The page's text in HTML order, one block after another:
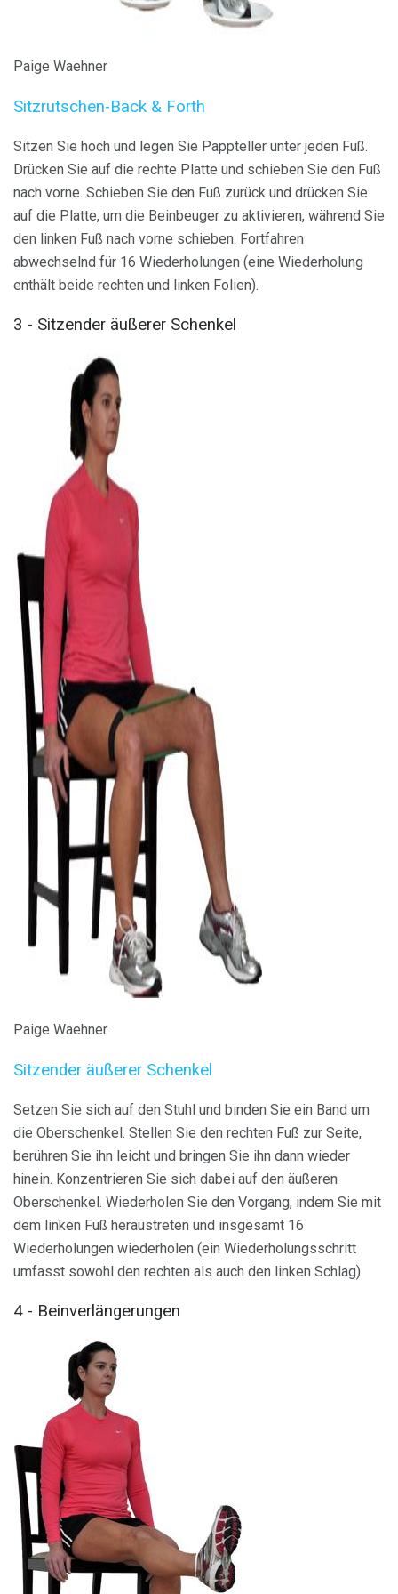
Paige Waehner
Sitzrutschen-Back & Forth
Sitzen Sie hoch und legen Sie Pappteller unter jeden Fuß.
Drücken Sie auf die rechte Platte und schieben Sie den Fuß
nach vorne. Schieben Sie den Fuß zurück und drücken Sie
auf die Platte, um die Beinbeuger zu aktivieren, während Sie
den linken Fuß nach vorne schieben. Fortfahren
abwechselnd für 16 Wiederholungen (eine Wiederholung
enthält beide rechten und linken Folien).
3 - Sitzender äußerer Schenkel
ad
Paige Waehner
Sitzender äußerer Schenkel
Setzen Sie sich auf den Stuhl und binden Sie ein Band um
die Oberschenkel. Stellen Sie den rechten Fuß zur Seite,
berühren Sie ihn leicht und bringen Sie ihn dann wieder
hinein. Konzentrieren Sie sich dabei auf den äußeren
Oberschenkel. Wiederholen Sie den Vorgang, indem Sie mit
dem linken Fuß heraustreten und insgesamt 16
Wiederholungen wiederholen (ein Wiederholungsschritt
umfasst sowohl den rechten als auch den linken Schlag).
4 - Beinverlängerungen